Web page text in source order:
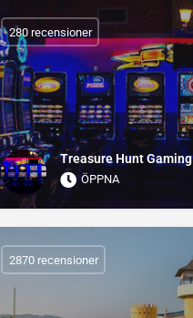
Treasure Hunt Gaming
ÖPPNA
280 recensioner
2870 recensioner